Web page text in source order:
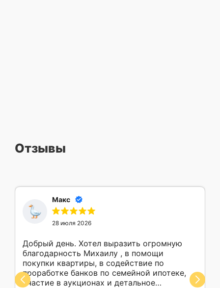
Отзывы
Макс
28 июля 2026
Добрый день. Хотел выразить огромную
благодарность Михаилу , в помощи
покупки квартиры, в содействие по
проработке банков по семейной ипотеке,
участие в аукционах и детальное